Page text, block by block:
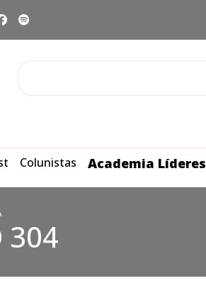
Colunistas Academia Líderes
304